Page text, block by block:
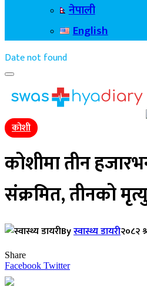
नेपाली
English
Date not found
कोशी
कोशीमा तीन
संक्रमित, तीनको
Byस्वास्थ्य डायरी२०८२
Share
Facebook Twitter